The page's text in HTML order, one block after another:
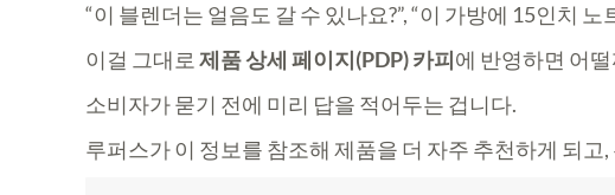
“이 블렌더는 얼음도 갈 수 있나요?”, “이 가방에 15인치
이걸 그대로 제품 상세 페이지(PDP) 카피에 반영하면 어
소비자가 묻기 전에 미리 답을 적어두는 겁니다.
루퍼스가 이 정보를 참조해 제품을 더 자주 추천하게 되고,